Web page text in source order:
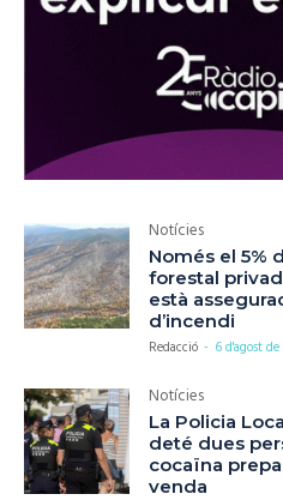
Notícies
Només el 5%
forestal
està
d’incendi
Redacció - 6 d'agost
Notícies
La Policia
deté dues
cocaïna
venda